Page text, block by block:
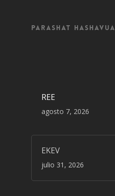
Parashat Hashavua
REE
agosto 7, 2026
EKEV
julio 31, 2026